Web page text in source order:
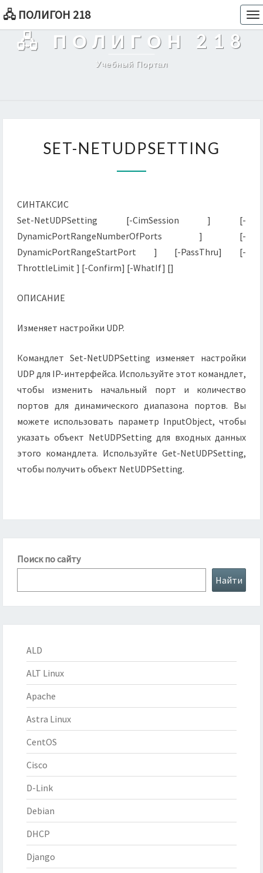
🖧 ПОЛИГОН 218
🖧 ПОЛИГОН 218
Учебный Портал
NETUDPSETTING
SET-NETUDPSETTING
СИНТАКСИС
Set-NetUDPSetting [-CimSession ] [-
DynamicPortRangeNumberOfPorts ] [-
DynamicPortRangeStartPort ] [-PassThru] [-
ThrottleLimit ] [-Confirm] [-WhatIf] []
ОПИСАНИЕ
Изменяет настройки UDP.
Командлет Set-NetUDPSetting изменяет настройки
UDP для IP-интерфейса. Используйте этот командлет,
чтобы изменить начальный порт и количество
портов для динамического диапазона портов. Вы
можете использовать параметр InputObject, чтобы
указать объект NetUDPSetting для входных данных
этого командлета. Используйте Get-NetUDPSetting,
чтобы получить объект NetUDPSetting.
Поиск по сайту
Найти
ALD
ALT Linux
Apache
Astra Linux
CentOS
Cisco
D-Link
Debian
DHCP
Django